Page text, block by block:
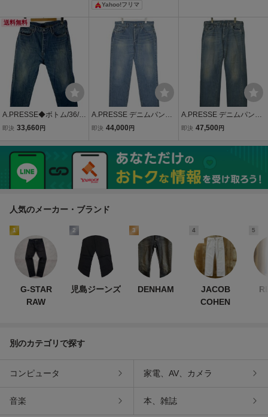
Yahoo!フリマ
送料無料
A.PRESSE◆ボトム/36/コ
ットン/IDG/22AP-04-05H/
de Pants/? NULL ?//
即決 33,660 円
A.PRESSE デニムパンツ
メンズ アプレッセ 中古
即決 44,000 円
A.PRESSE デニムパンツ
メンズ アプレッセ 中古
即決 47,500 円
人気のメーカー・ブランド
1
G-STAR
RAW
2
児島ジーンズ
3
DENHAM
4
JACOB
COHEN
5
別のカテゴリで探す
コンピュータ 家電、AV、カメラ
音楽 本、雑誌